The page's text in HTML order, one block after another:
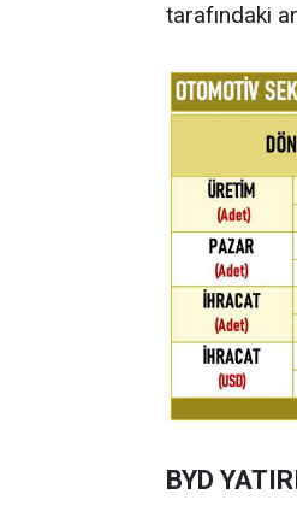
tarafındaki
BYD